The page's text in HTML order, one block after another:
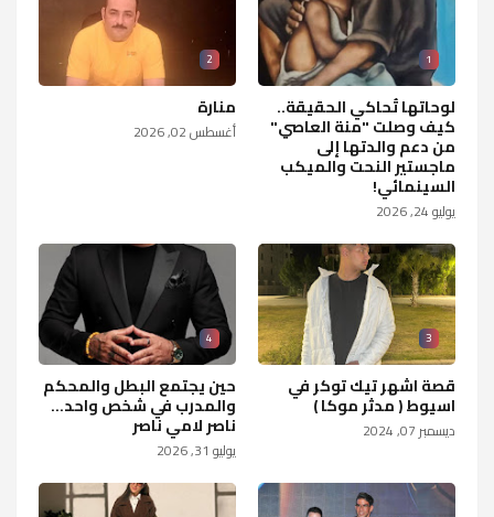
1
لوحاتها تُحاكي الحقيقة..
كيف وصلت "منة العاصي"
من دعم والدتها إلى
ماجستير النحت والميكب
السينمائي!
يوليو 24, 2026
2
منارة
أغسطس 02, 2026
3
قصة اشهر تيك توكر في
اسيوط ( مدثر موكا )
ديسمبر 07, 2024
4
حين يجتمع البطل والمحكم
والمدرب في شخص واحد...
ناصر لامي ناصر
يوليو 31, 2026